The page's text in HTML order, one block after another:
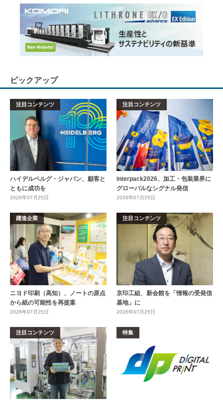
ピックアップ
注目コンテンツ
ハイデルベルグ・ジャパン、顧客と
ともに成功を
2026年07月25日
注目コンテンツ
interpack2026、加工・包装業界に
グローバルなシグナル発信
2026年07月25日
躍進企業
ニヨド印刷（高知）、ノートの原点
から紙の可能性を再提案
2026年07月25日
注目コンテンツ
京印工組、新会館を「情報の受発信
基地」に
2026年07月25日
注目コンテンツ 特集